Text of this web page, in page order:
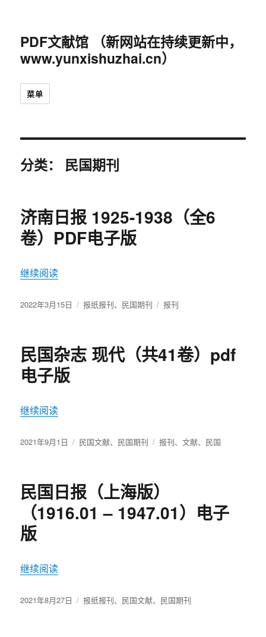
PDF文献馆 （新网站在持续更新中，
www.yunxishuzhai.cn）
菜单
分类： 民国期刊
济南日报 1925-1938（全6
卷）PDF电子版
继续阅读
发
2022年3月15日
分
报纸报刊、 民国期刊
标
报刊
民国杂志 现代（共41卷）pdf
电子版
继续阅读
发
2021年9月1日
分
民国文献、 民国期刊
标
报刊、文献、 民国
民国日报（上海版）
（1916.01 – 1947.01）电子
版
继续阅读
发
2021年8月27日
分
报纸报刊、 民国文献、 民国期刊